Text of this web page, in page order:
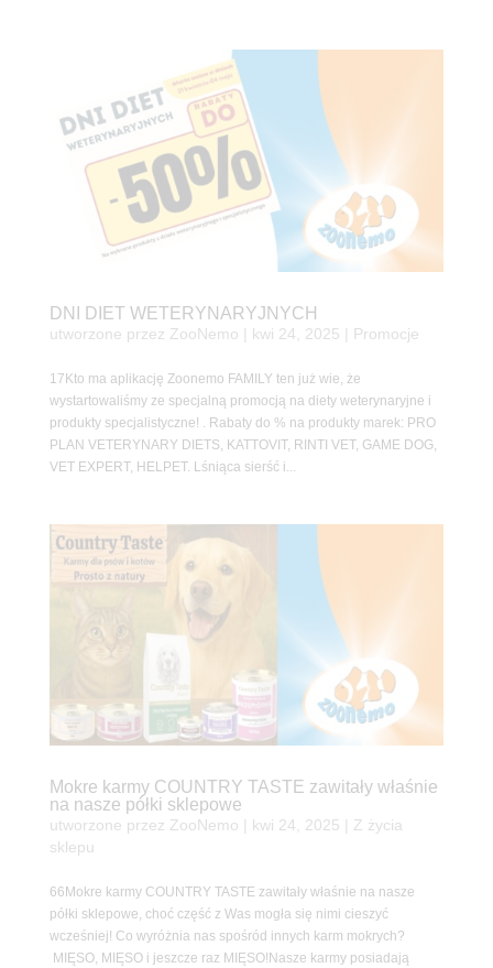
DNI DIET WETERYNARYJNYCH
utworzone przez ZooNemo kwi 24, 2025 Promocje
17Kto ma aplikację Zoonemo FAMILY ten już wie, że
wystartowaliśmy ze specjalną promocją na diety weterynaryjne i
produkty specjalistyczne! . Rabaty do % na produkty marek: PRO
PLAN VETERYNARY DIETS, KATTOVIT, RINTI VET, GAME DOG,
VET EXPERT, HELPET. Lśniąca sierść i...
Mokre karmy COUNTRY TASTE zawitały właśnie
na nasze półki sklepowe
utworzone przez ZooNemo kwi 24, 2025
Z życia
sklepu
66Mokre karmy COUNTRY TASTE zawitały właśnie na nasze
półki sklepowe, choć część z Was mogła się nimi cieszyć
wcześniej! Co wyróżnia nas spośród innych karm mokrych?
MIĘSO, MIĘSO i jeszcze raz MIĘSO!Nasze karmy posiadają